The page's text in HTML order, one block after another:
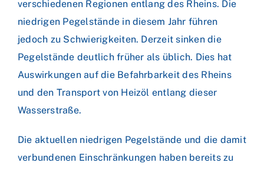
verschiedenen Regionen entlang des Rheins. Die
niedrigen Pegelstände in diesem Jahr führen
jedoch zu Schwierigkeiten. Derzeit sinken die
Pegelstände deutlich früher als üblich. Dies hat
Auswirkungen auf die Befahrbarkeit des Rheins
und den Transport von Heizöl entlang dieser
Wasserstraße.
Die aktuellen niedrigen Pegelstände und die damit
verbundenen Einschränkungen haben bereits zu